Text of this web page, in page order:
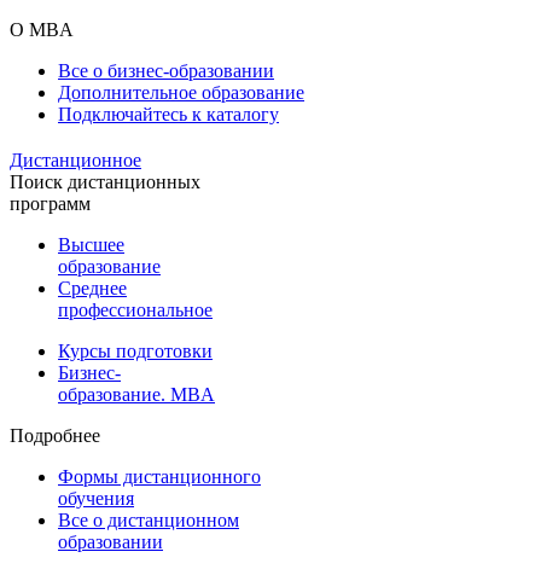
О MBA
Все о бизнес-образовании
Дополнительное образование
Подключайтесь к каталогу
Дистанционное
Поиск дистанционных
программ
Высшее
образование
Среднее
профессиональное
Курсы подготовки
Бизнес-
образование. MBA
Подробнее
Формы дистанционного
обучения
Все о дистанционном
образовании